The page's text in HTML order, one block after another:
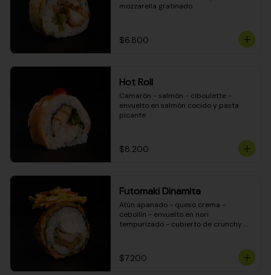
mozzarella gratinado
$6.800
Hot Roll
Camarón - salmón - ciboulette -
envuelto en salmón cocido y pasta
picante
$8.200
Futomaki Dinamita
Atún apanado - queso crema -
cebollín - envuelto en nori
tempurizado - cubierto de crunchy
$7.200